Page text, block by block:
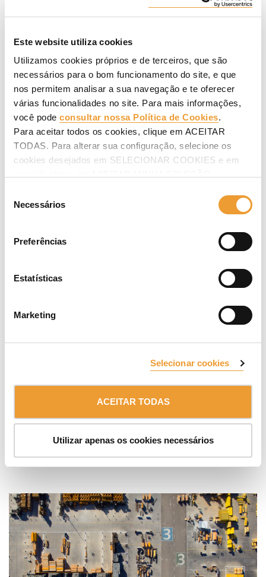
Este website utiliza cookies
Utilizamos cookies próprios e de terceiros, que são
necessários para o bom funcionamento do site, e que
nos permitem analisar a sua navegação e te oferecer
várias funcionalidades no site. Para mais informações,
você pode consultar nossa Política de Cookies.
Para aceitar todos os cookies, clique em ACEITAR
TODAS. Para alterar sua configuração, selecione os
cookies desejados em SELECIONAR COOKIES e em
Necessários
Preferências
Estatísticas
Marketing
Selecionar cookies
ACEITAR TODAS
Utilizar apenas os cookies necessários
produtos, melhorando a sua produtividade e
que supervisiona e corrige qualquer desvio do
Assistência em obra
realizar estudos técnicos nos projetos onde
utilizará o equipamento adquirido.
rentabilidade, com uma equipa empenhada
que supervisiona e corrige qualquer desvio do
plano original.